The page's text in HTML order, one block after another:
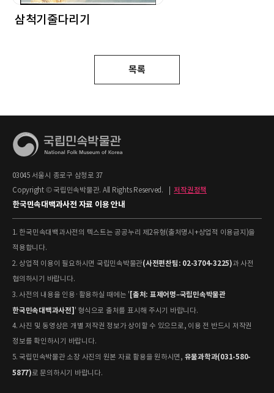
삼척기줄다리기
목록
03045 서울시 종로구 삼청로 37
Copyright © 국립민속박물관. All Rights Reserved.
저작권정책
한국민속대백과사전 자료 이용 안내
1. 한국민속대백과사전의 텍스트는 공공누리 제2유형(출처명시+상업적 이용금지)을
적용합니다.
2. 상업적 이용이 필요하시면 국립민속박물관(사전편찬팀: 02-3704-3225)과 사전
협의하시기 바랍니다.
3. 사전의 내용을 인용·활용하실 때에는 ' [출처: 표제어명–국립민속박물관
한국민속대백과사전] ' 형식으로 출처를 표시해 주시기 바랍니다.
4. 사진 및 동영상은 개별 저작권 정보가 상이할 수 있으므로, 이용 전 반드시 저작권
정보를 확인하시기 바랍니다.
5. 국립민속박물관 소장 사진의 원본 자료 활용을 원하시면, 유물과학과(031-580-
5877) 로 문의하시기 바랍니다.